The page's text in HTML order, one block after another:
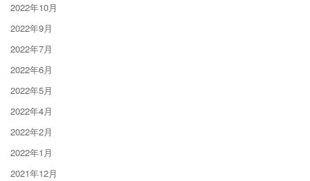
2022年10月
2022年9月
2022年7月
2022年6月
2022年5月
2022年4月
2022年2月
2022年1月
2021年12月